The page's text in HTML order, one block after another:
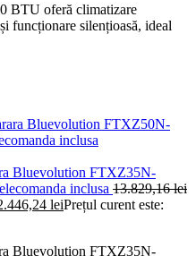
BTU oferă climatizare
funcționare silențioasă, ideal
Bluevolution FTXZ35N-
inclusa 13.829,16lei
leiPrețul curent este:
Bluevolution FTXZ35N-